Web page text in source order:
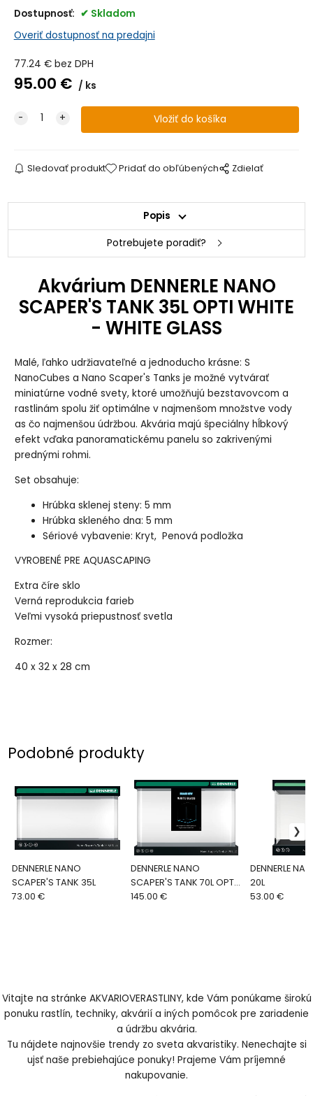
Dostupnosť:
Skladom
Overiť dostupnosť na predajni
77.24 € bez DPH
95.00 € ks
Sledovať produkt Pridať do obľúbených Zdielať
Popis
Potrebujete poradiť?
Akvárium DENNERLE NANO
SCAPER'S TANK 35L OPTI WHITE
- WHITE GLASS
Malé, ľahko udržiavateľné a jednoducho krásne: S
NanoCubes a Nano Scaper's Tanks je možné vytvárať
miniatúrne vodné svety, ktoré umožňujú bezstavovcom a
rastlinám spolu žiť optimálne v najmenšom množstve vody
as čo najmenšou údržbou. Akvária majú špeciálny hĺbkový
efekt vďaka panoramatickému panelu so zakrivenými
prednými rohmi.
Set obsahuje:
Hrúbka sklenej steny: 5 mm
Hrúbka skleného dna: 5 mm
Sériové vybavenie: Kryt, Penová podložka
VYROBENÉ PRE AQUASCAPING
Extra číre sklo
Verná reprodukcia farieb
Veľmi vysoká priepustnosť svetla
Rozmer:
40 x 32 x 28 cm
Podobné produkty
DENNERLE NANO
SCAPER'S TANK 35L
73.00 €
DENNERLE NANO
SCAPER'S TANK 70L OPTI
WHITE
145.00 €
DENNERLE
20L
53.00 €
Vitajte na stránke AKVARIOVERASTLINY, kde Vám ponúkame širokú
ponuku rastlín, techniky, akvárií a iných pomôcok pre zariadenie
a údržbu akvária.
Tu nájdete najnovšie trendy zo sveta akvaristiky. Nenechajte si
ujsť naše prebiehajúce ponuky! Prajeme Vám príjemné
nakupovanie.